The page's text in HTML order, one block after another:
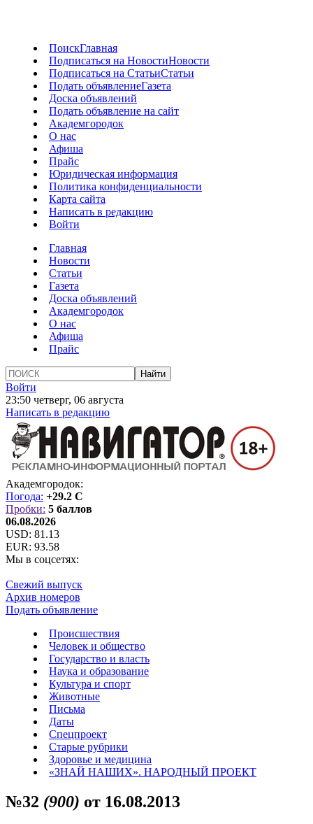
ПоискГлавная
Подписаться на НовостиНовости
Подписаться на СтатьиСтатьи
Подать объявлениеГазета
Доска объявлений
Подать объявление на сайт
Академгородок
О нас
Афиша
Прайс
Юридическая информация
Политика конфиденциальности
Карта сайта
Написать в редакцию
Войти
Главная
Новости
Статьи
Газета
Доска объявлений
Академгородок
О нас
Афиша
Прайс
Войти
23:50 четверг, 06 августа
Написать в редакцию
Академгородок:
Погода: +29.2 C
Пробки: 5 баллов
06.08.2026
USD: 81.13
EUR: 93.58
Мы в соцсетях:
Свежий выпуск
Архив номеров
Подать объявление
Происшествия
Человек и общество
Государство и власть
Наука и образование
Культура и спорт
Животные
Письма
Даты
Спецпроект
Старые рубрики
Здоровье и медицина
«ЗНАЙ НАШИХ». НАРОДНЫЙ ПРОЕКТ
№32 (900) от 16.08.2013